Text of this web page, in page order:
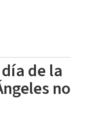
de la
no